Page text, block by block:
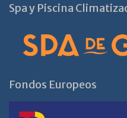
Spa y Piscina
Fondos Europeos